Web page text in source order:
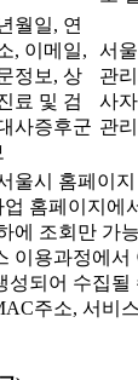
월일, 연
, 이메일,
정보, 상
료 및 검
사증후군
서
관
사
관리
울시 홈페이지
홈페이지에
에 조회만 가
이용과정에서
성되어 수집될
주소, 서비